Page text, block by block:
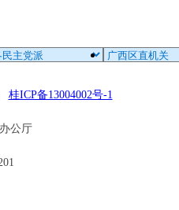
桂ICP备13004002号-1
公厅